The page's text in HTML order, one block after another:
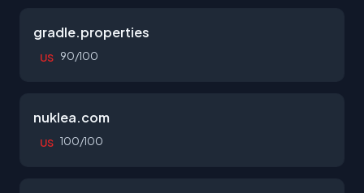
gradle.properties
US 90/100
nuklea.com
US 100/100